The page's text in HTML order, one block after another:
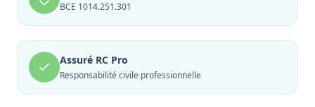
BCE 1014.251.301
Assuré RC Pro
Responsabilité civile professionnelle